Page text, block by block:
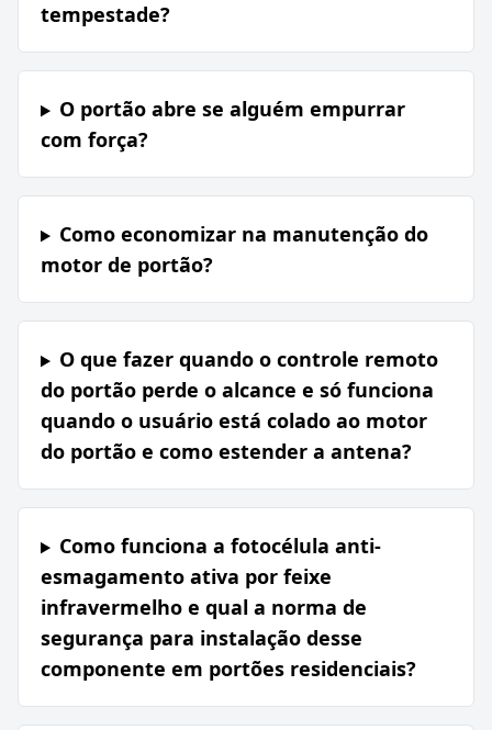
tempestade?
O portão abre se alguém empurrar
com força?
Como economizar na manutenção do
motor de portão?
O que fazer quando o controle remoto
do portão perde o alcance e só funciona
quando o usuário está colado ao motor
do portão e como estender a antena?
Como funciona a fotocélula anti-
esmagamento ativa por feixe
infravermelho e qual a norma de
segurança para instalação desse
componente em portões residenciais?